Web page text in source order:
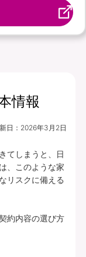
情報
日： 2026年3月2日
てしまうと、日
、このような家
リスクに備える
約内容の選び方